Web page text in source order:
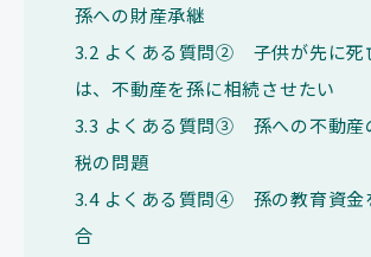
孫への財産承継
3.2 よくある質問② 子供が先に死
は、不動産を孫に相続させたい
3.3 よくある質問③ 孫への不動産
税の問題
3.4よくある質問④ 孫の教育資金
合